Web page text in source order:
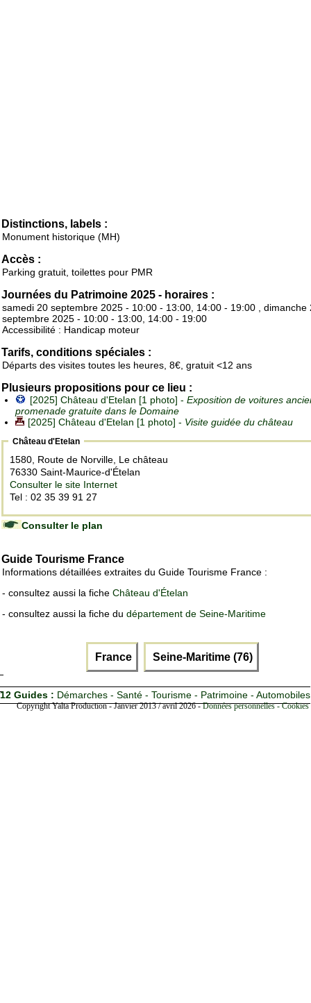
Distinctions, labels :
Monument historique (MH)
Accès :
Parking gratuit, toilettes pour PMR
Journées du Patrimoine 2025 - horaires :
samedi 20 septembre 2025 - 10:00 - 13:00, 14:00 - 19:00 , dimanche
septembre 2025 - 10:00 - 13:00, 14:00 - 19:00
Accessibilité : Handicap moteur
Tarifs, conditions spéciales :
Départs des visites toutes les heures, 8€, gratuit <12 ans
Plusieurs propositions pour ce lieu :
[2025] Château d'Etelan [1 photo] - Exposition de voitures
promenade gratuite dans le Domaine
[2025] Château d'Etelan [1 photo] - Visite guidée du château
Château d'Etelan
1580, Route de Norville, Le château
76330 Saint-Maurice-d'Ételan
Consulter le site Internet
Tel : 02 35 39 91 27
Consulter le plan
Guide Tourisme France
Informations détaillées extraites du Guide Tourisme France :
- consultez aussi la fiche Château d'Ételan
- consultez aussi la fiche du département de Seine-Maritime
France Seine-Maritime (76)
12 Guides : Démarches - Santé - Tourisme - Patrimoine - Automobiles
Copyright Yalta Production - Janvier 2013 / avril 2026 -Données personnelles -